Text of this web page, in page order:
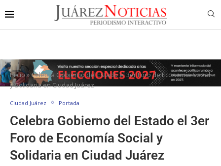
Inicio»Celebra Gobierno del Estado el 3er Foro de Economía Social
y Solidaria en Ciudad Juárez
Ciudad Juárez Portada
Celebra Gobierno del Estado el 3er
Foro de Economía Social y
Solidaria en Ciudad Juárez